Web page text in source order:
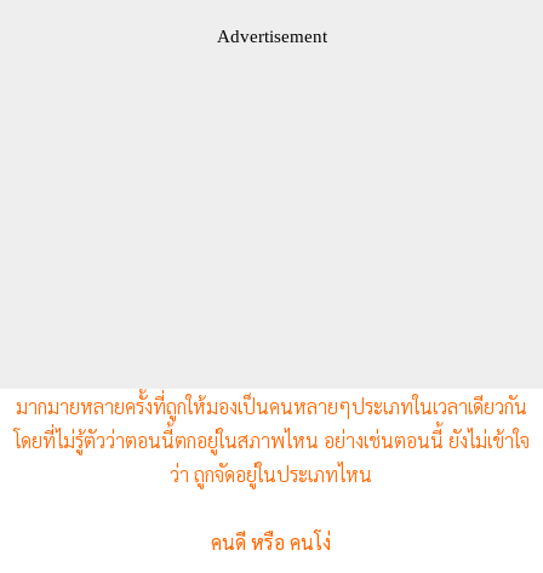
Advertisement
มากมายหลายครั้งที่ถูกให้มองเป็นคนหลายๆประเภทในเวลาเดียวกัน
โดยที่ไม่รู้ตัวว่าตอนนี้ตกอยู่ในสภาพไหน อย่างเช่นตอนนี้ ยังไม่เข้าใจ
ว่า ถูกจัดอยู่ในประเภทไหน
คนดี หรือ คนโง่